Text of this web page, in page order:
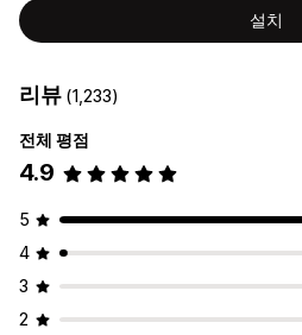
설치
리뷰 (1,233)
전체 평점
4.9
5
4
3
2